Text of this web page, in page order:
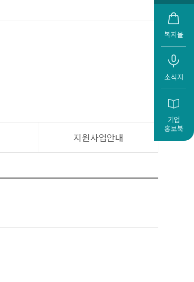
지원사업안내
복지몰
소식지
기업
홍보북